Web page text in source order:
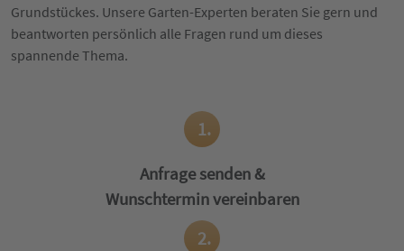
Grundstückes. Unsere Garten-Experten beraten Sie gern und
beantworten persönlich alle Fragen rund um dieses
spannende Thema.
1.
Anfrage senden &
Wunschtermin vereinbaren
2.